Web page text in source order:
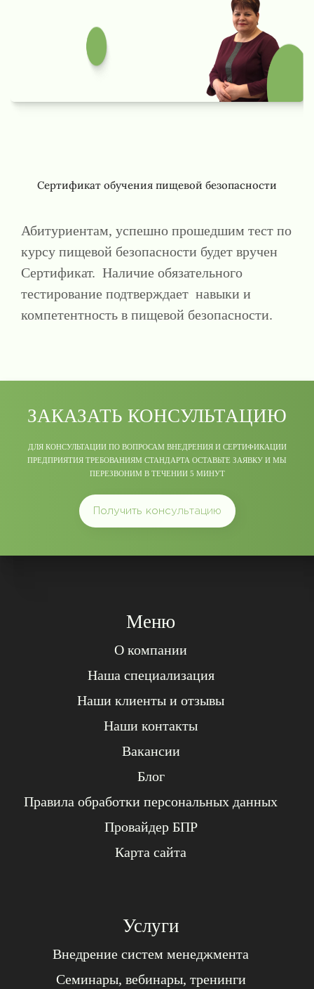
Сертификат обучения пищевой безопасности
Абитуриентам, успешно прошедшим тест по
курсу пищевой безопасности будет вручен
Сертификат. Наличие обязательного
тестирование подтверждает навыки и
компетентность в пищевой безопасности.
ЗАКАЗАТЬ КОНСУЛЬТАЦИЮ
ДЛЯ КОНСУЛЬТАЦИИ ПО ВОПРОСАМ ВНЕДРЕНИЯ И СЕРТИФИКАЦИИ
ПРЕДПРИЯТИЯ ТРЕБОВАНИЯМ СТАНДАРТА ОСТАВЬТЕ ЗАЯВКУ И МЫ
ПЕРЕЗВОНИМ В ТЕЧЕНИИ 5 МИНУТ
Получить консультацию
Меню
О компании
Наша специализация
Наши клиенты и отзывы
Наши контакты
Вакансии
Блог
Правила обработки персональных данных
Провайдер БПР
Карта сайта
Услуги
Внедрение систем менеджмента
Семинары, вебинары, тренинги